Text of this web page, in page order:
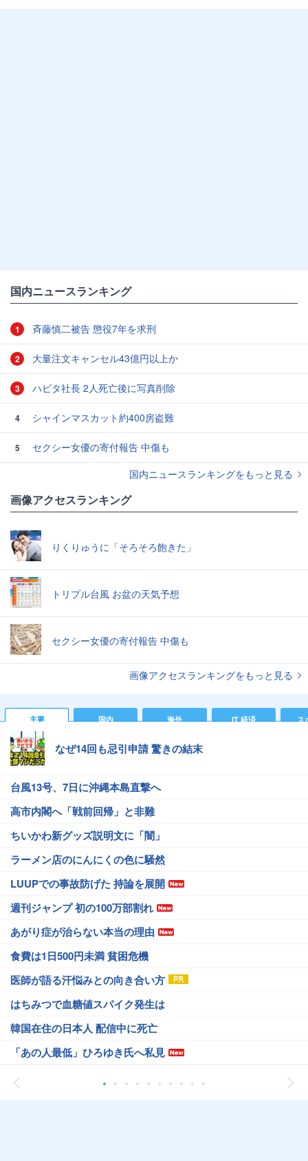
国内ニュースランキング
1 斉藤慎二被告 懲役7年を求刑
2 大量注文キャンセル43億円以上か
3 ハビタ社長 2人死亡後に写真削除
4 シャインマスカット約400房盗難
5
セクシー女優の寄付報告 中傷も
国内ニュースランキングをもっと見る
画像アクセスランキング
りくりゅうに「そろそろ飽きた」
トリプル台風 お盆の天気予想
セクシー女優の寄付報告 中傷も
画像アクセスランキングをもっと見る
主要 国内 海外 IT 経済 ス
なぜ14回も忌引申請 驚きの結末
台風13号、7日に沖縄本島直撃へ
高市内閣へ「戦前回帰」と非難
ちいかわ新グッズ説明文に「闇」
ラーメン店のにんにくの色に騒然
LUUPでの事故防げた 持論を展開
週刊ジャンプ 初の100万部割れ
あがり症が治らない本当の理由
食費は1日500円未満 貧困危機
医師が語る汗悩みとの向き合い方
はちみつで血糖値スパイク発生は
韓国在住の日本人 配信中に死亡
「あの人最低」ひろゆき氏へ私見